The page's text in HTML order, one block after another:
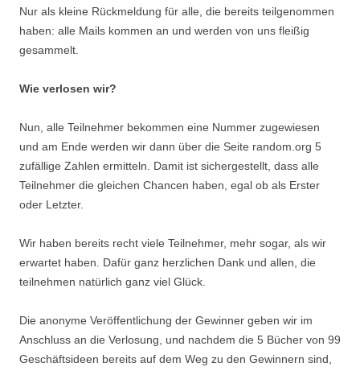
Nur als kleine Rückmeldung für alle, die bereits teilgenommen
haben: alle Mails kommen an und werden von uns fleißig
gesammelt.
Wie verlosen wir?
Nun, alle Teilnehmer bekommen eine Nummer zugewiesen
und am Ende werden wir dann über die Seite random.org 5
zufällige Zahlen ermitteln. Damit ist sichergestellt, dass alle
Teilnehmer die gleichen Chancen haben, egal ob als Erster
oder Letzter.
Wir haben bereits recht viele Teilnehmer, mehr sogar, als wir
erwartet haben. Dafür ganz herzlichen Dank und allen, die
teilnehmen natürlich ganz viel Glück.
Die anonyme Veröffentlichung der Gewinner geben wir im
Anschluss an die Verlosung, und nachdem die 5 Bücher von 99
Geschäftsideen bereits auf dem Weg zu den Gewinnern sind,